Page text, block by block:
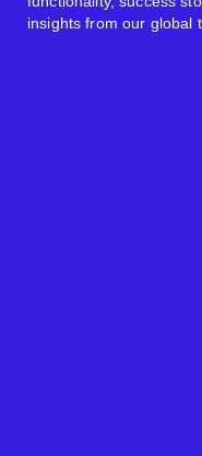
insights from our global